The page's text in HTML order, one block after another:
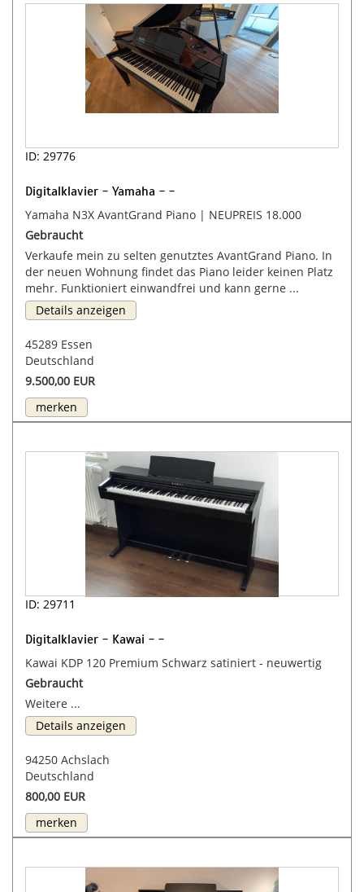
ID: 29776
Digitalklavier - Yamaha - -
Yamaha N3X AvantGrand Piano | NEUPREIS 18.000
Gebraucht
Verkaufe mein zu selten genutztes AvantGrand Piano. In
der neuen Wohnung findet das Piano leider keinen Platz
mehr. Funktioniert einwandfrei und kann gerne ...
Details anzeigen
45289 Essen
Deutschland
9.500,00 EUR
merken
ID: 29711
Digitalklavier - Kawai - -
Kawai KDP 120 Premium Schwarz satiniert - neuwertig
Gebraucht
Weitere ...
Details anzeigen
94250 Achslach
Deutschland
800,00 EUR
merken